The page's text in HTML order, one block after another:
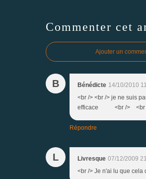
Commenter cet
Ajouter un
B Bénédicte 14/10/2010
<br /> <br /> je ne suis
efficace <br /> <br />
Répondre
L Livresque 07/12/2009
<br /> Je n'ai lu que cela